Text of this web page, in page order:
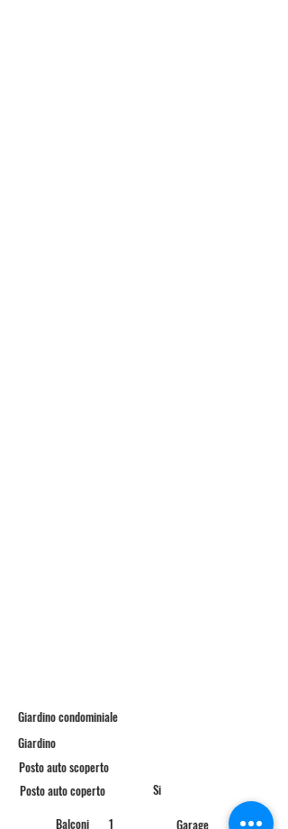
Giardino condominiale
Giardino
Posto auto scoperto
Posto auto coperto
Balconi
1
Si
Garage